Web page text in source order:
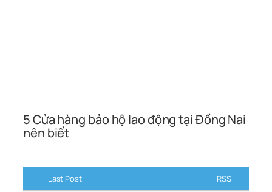
5 Cửa hàng bảo hộ lao động tại Đồng Nai
nên biết
Last Post RSS